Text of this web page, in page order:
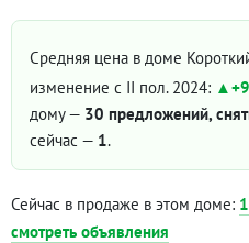
Средняя цена в доме
изменение с II пол. 2024:
дому — 30 предложений,
сейчас — 1.
Сейчас в продаже в этом доме:
смотреть объявления